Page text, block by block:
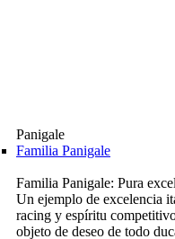
Panigale
Familia Panigale
Familia Panigale: Pura
Un ejemplo de excelencia
racing y espíritu
objeto de deseo de todo